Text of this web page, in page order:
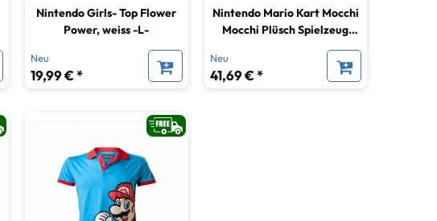
Nintendo Girls- Top Flower
Power, weiss -L-
Neu
19,99 € *
Nintendo Mario Kart Mocchi
Mocchi Plüsch Spielzeug
Kissen Roter Panzer - 40 cm
Neu
41,69 € *